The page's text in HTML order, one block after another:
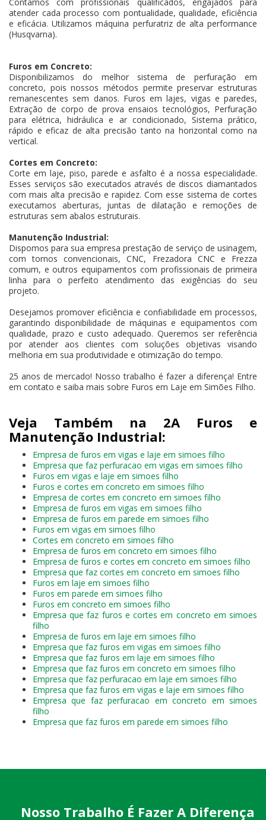
atender cada processo com pontualidade, qualidade, eficiência
e eficácia. Utilizamos máquina perfuratriz de alta performance
(Husqvarna).
Furos em Concreto:
Disponibilizamos do melhor sistema de perfuração em
concreto, pois nossos métodos permite preservar estruturas
remanescentes sem danos. Furos em lajes, vigas e paredes,
Extração de corpo de prova ensaios tecnológios, Perfuração
para elétrica, hidráulica e ar condicionado, Sistema prático,
rápido e eficaz de alta precisão tanto na horizontal como na
vertical.
Cortes em Concreto:
Corte em laje, piso, parede e asfalto é a nossa especialidade.
Esses serviços são executados através de discos diamantados
com mais alta precisão e rapidez. Com esse sistema de cortes
executamos aberturas, juntas de dilatação e remoções de
estruturas sem abalos estruturais.
Manutenção Industrial:
Dispomos para sua empresa prestação de serviço de usinagem,
com tornos convencionais, CNC, Frezadora CNC e Frezza
comum, e outros equipamentos com profissionais de primeira
linha para o perfeito atendimento das exigências do seu
projeto.
Desejamos promover eficiência e confiabilidade em processos,
garantindo disponibilidade de máquinas e equipamentos com
qualidade, prazo e custo adequado. Queremos ser referência
por atender aos clientes com soluções objetivas visando
melhoria em sua produtividade e otimização do tempo.
25 anos de mercado! Nosso trabalho é fazer a diferença! Entre
em contato e saiba mais sobre Furos em Laje em Simões Filho.
Veja Também na 2A Furos e
Manutenção Industrial:
Empresa de furos em vigas e laje em simoes filho
Empresa que faz perfuracao em vigas em simoes filho
Furos em vigas e laje em simoes filho
Furos e cortes em concreto em simoes filho
Empresa de cortes em concreto em simoes filho
Empresa de furos em vigas em simoes filho
Empresa de furos em parede em simoes filho
Furos em vigas em simoes filho
Cortes em concreto em simoes filho
Empresa de furos em concreto em simoes filho
Empresa de furos e cortes em concreto em simoes filho
Empresa que faz cortes em concreto em simoes filho
Furos em laje em simoes filho
Furos em parede em simoes filho
Furos em concreto em simoes filho
Empresa que faz furos e cortes em concreto em simoes
filho
Empresa de furos em laje em simoes filho
Empresa que faz furos em vigas em simoes filho
Empresa que faz furos em laje em simoes filho
Empresa que faz furos em concreto em simoes filho
Empresa que faz perfuracao em laje em simoes filho
Empresa que faz furos em vigas e laje em simoes filho
Empresa que faz perfuracao em concreto em simoes
filho
Empresa que faz furos em parede em simoes filho
Nosso Trabalho É Fazer A Diferença